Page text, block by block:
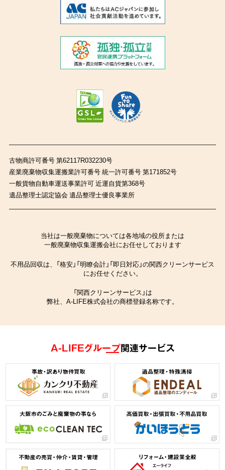
古物商許可番号 第62117R032230号
産業廃棄物収集運搬業許可番号 統一許可番号 第171852号
一般貨物自動車運送事業許可 近運自貨第368号
遺品整理士認定協会 遺品整理士優良事業所
当社は一般廃棄物については各地域の役所または
一般廃棄物収集運搬会社にお任せしております
不用品回収は、「格安」「明瞭会計」「即日対応」の関西クリーンサービス
にお任せください。
「関西クリーンサービス」は
弊社、A-LIFE株式会社の商標登録名称です。
A-LIFEグループ関連サービス